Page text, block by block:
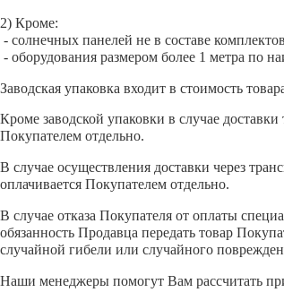
2) Кроме:
- солнечных панелей не в составе
- оборудования размером более 1 метра по
Заводская упаковка входит в стоимость
Кроме заводской упаковки в случае
Покупателем отдельно.
В случае осуществления доставки через
оплачивается Покупателем отдельно.
В случае отказа Покупателя от оплаты
обязанность Продавца передать товар
случайной гибели или случайного
Наши менеджеры помогут Вам рассчитать